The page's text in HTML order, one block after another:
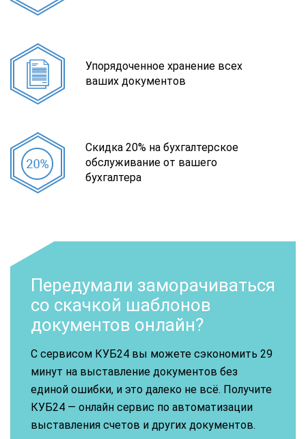
Упорядоченное хранение всех
ваших документов
Скидка 20% на бухгалтерское
обслуживание от вашего
бухгалтера
Передумали заморачиваться
со скачкой шаблонов
документов онлайн?
С сервисом КУБ24 вы можете сэкономить 29
минут на выставление документов без
единой ошибки, и это далеко не всё. Получите
КУБ24 — онлайн сервис по автоматизации
выставления счетов и других документов.